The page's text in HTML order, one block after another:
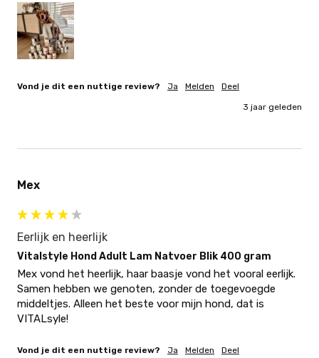
Vond je dit een nuttige review? Ja Melden Deel
3 jaar geleden
Mex
Eerlijk en heerlijk
Vitalstyle Hond Adult Lam Natvoer Blik 400 gram
Mex vond het heerlijk, haar baasje vond het vooral eerlijk.
Samen hebben we genoten, zonder de toegevoegde
middeltjes. Alleen het beste voor mijn hond, dat is
VITALsyle!
Vond je dit een nuttige review? Ja Melden Deel